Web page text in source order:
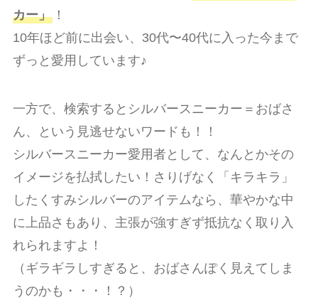
カー」！
10年ほど前に出会い、30代〜40代に入った今まで
ずっと愛用しています♪
一方で、検索するとシルバースニーカー＝おばさ
ん、という見逃せないワードも！！
シルバースニーカー愛用者として、なんとかその
イメージを払拭したい！さりげなく「キラキラ」
したくすみシルバーのアイテムなら、華やかな中
に上品さもあり、主張が強すぎず抵抗なく取り入
れられますよ！
（ギラギラしすぎると、おばさんぽく見えてしま
うのかも・・・！？）